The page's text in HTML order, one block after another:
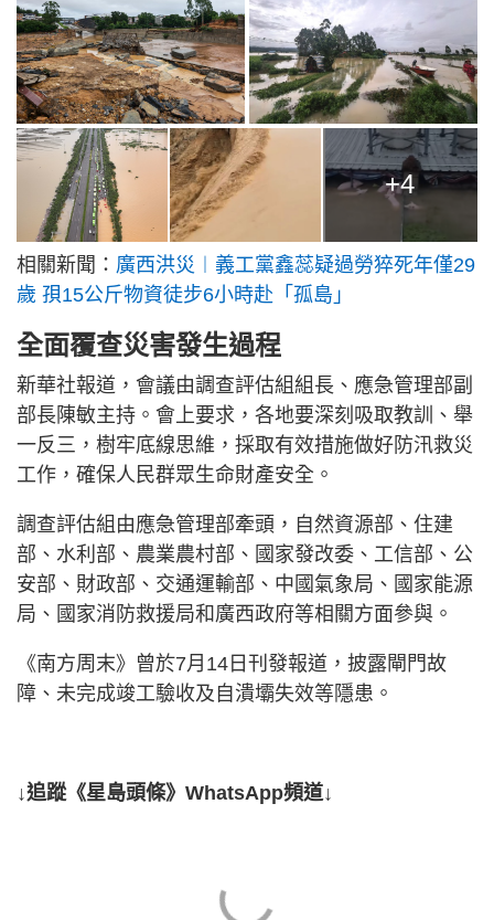
+4
相關新聞： 廣西洪災︱義工黨鑫蕊疑過勞猝死年僅29
歲 孭15公斤物資徒步6小時赴「孤島」
全面覆查災害發生過程
新華社報道，會議由調查評估組組長、應急管理部副
部長陳敏主持。會上要求，各地要深刻吸取教訓、舉
一反三，樹牢底線思維，採取有效措施做好防汛救災
工作，確保人民群眾生命財產安全。
調查評估組由應急管理部牽頭，自然資源部、住建
部、水利部、農業農村部、國家發改委、工信部、公
安部、財政部、交通運輸部、中國氣象局、國家能源
局、國家消防救援局和廣西政府等相關方面參與。
《南方周末》曾於7月14日刊發報道，披露閘門故
障、未完成竣工驗收及自潰壩失效等隱患。
↓追蹤《星島頭條》WhatsApp頻道↓